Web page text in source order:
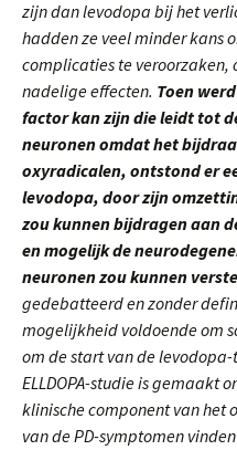
zijn dan levodopa bij het
hadden ze veel minder kans
complicaties te veroorzaken,
nadelige effecten. Toen
factor kan zijn die leidt tot
neuronen omdat het
oxyradicalen, ontstond er
levodopa, door zijn
zou kunnen bijdragen aan
en mogelijk de
neuronen zou kunnen
gedebatteerd en zonder
mogelijkheid voldoende om
om de start van de
ELLDOPA-studie is gemaakt
klinische component van het
van de PD-symptomen